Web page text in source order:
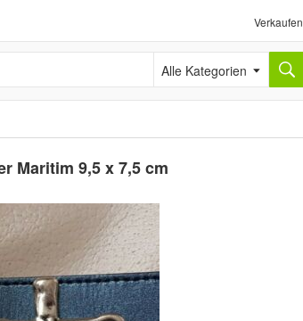
Verkaufen
Alle Kategorien
Maritim 9,5 x 7,5 cm